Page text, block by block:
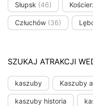
Słupsk (46)
Człuchów (36)
SZUKAJ ATRAKCJI
kaszuby Kaszuby
kaszuby historia